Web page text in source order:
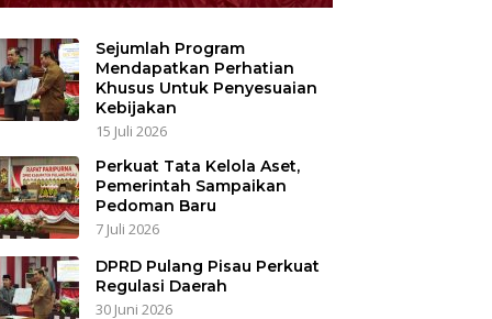
Sejumlah Program
Mendapatkan Perhatian
Khusus Untuk Penyesuaian
Kebijakan
15 Juli 2026
Perkuat Tata Kelola Aset,
Pemerintah Sampaikan
Pedoman Baru
7 Juli 2026
DPRD Pulang Pisau Perkuat
Regulasi Daerah
30 Juni 2026